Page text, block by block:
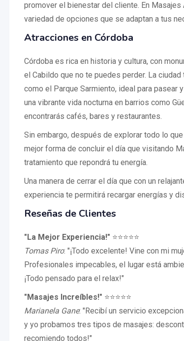
promover el bienestar del cliente. En
variedad de opciones que se adaptan a tus
Atracciones en Córdoba
Córdoba es rica en historia y cultura, con
el Cabildo que no te puedes perder. La
como el Parque Sarmiento, ideal para pasear
una vibrante vida nocturna en barrios como
encontrarás cafés, bares y restaurantes.
Sin embargo, después de explorar todo lo
mejor forma de concluir el día que visitando
tratamiento que repondrá tu energía.
Una manera de cerrar el día que con un
experiencia te permitirá recargar energías y
Reseñas de Clientes
"La Mejor Experiencia!" ⭐⭐⭐⭐⭐
Tomas Piro: "¡Todo excelente! Vine con mi
Profesionales impecables, el lugar está
¡Todo pensado para el relax!"
"Masajes Increíbles!" ⭐⭐⭐⭐⭐
Marianela Gane: "Recibí un servicio
y yo probamos tres tipos de masajes:
recomiendo todos!"